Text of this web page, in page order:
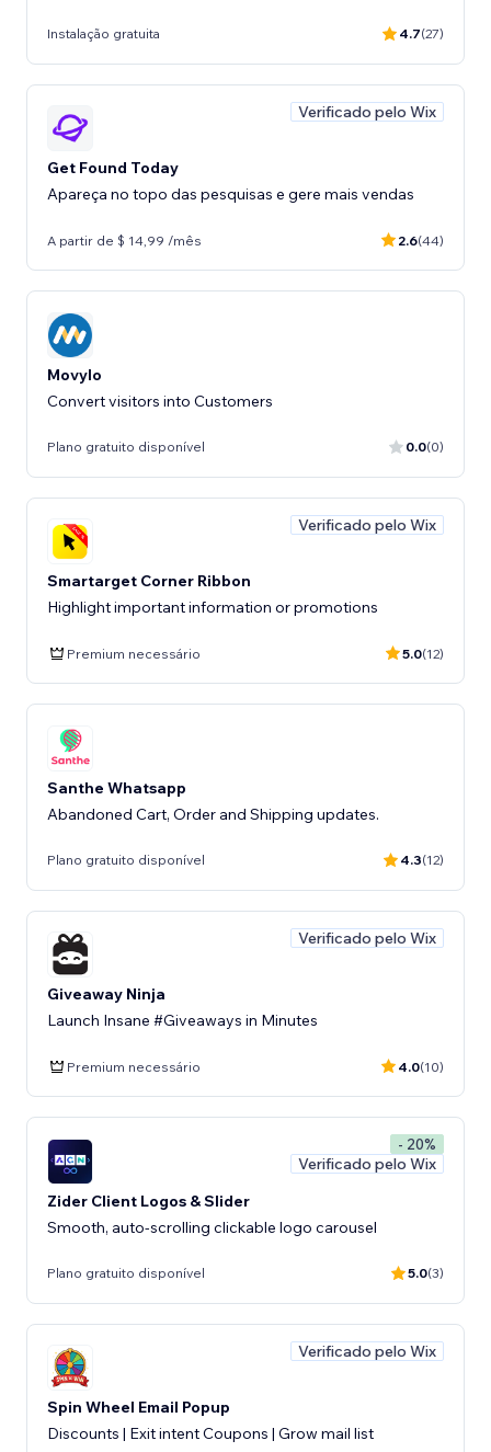
Instalação gratuita 4.7(27)
Verificado pelo Wix
Get Found Today
Apareça no topo das pesquisas e gere mais vendas
A partir de $ 14,99 /mês 2.6(44)
Movylo
Convert visitors into Customers
Plano gratuito disponível 0.0(0)
Verificado pelo Wix
Smartarget Corner Ribbon
Highlight important information or promotions
Premium necessário 5.0(12)
Santhe Whatsapp
Abandoned Cart, Order and Shipping updates.
Plano gratuito disponível 4.3(12)
Verificado pelo Wix
Giveaway Ninja
Launch Insane #Giveaways in Minutes
Premium necessário 4.0(10)
- 20%
Verificado pelo Wix
Zider Client Logos & Slider
Smooth, auto-scrolling clickable logo carousel
Plano gratuito disponível 5.0(3)
Verificado pelo Wix
Spin Wheel Email Popup
Discounts | Exit intent Coupons | Grow mail list